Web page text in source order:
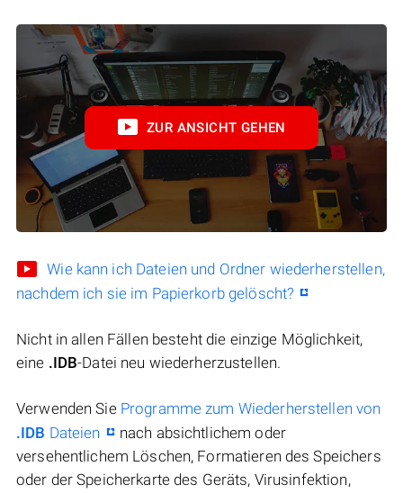
ZUR ANSICHT GEHEN
Wie kann ich Dateien und Ordner wiederherstellen,
nachdem ich sie im Papierkorb gelöscht?
Nicht in allen Fällen besteht die einzige Möglichkeit,
eine .IDB-Datei neu wiederherzustellen.
Verwenden Sie Programme zum Wiederherstellen von
.IDB Dateien
nach absichtlichem oder
versehentlichem Löschen, Formatieren des Speichers
oder der Speicherkarte des Geräts, Virusinfektion,